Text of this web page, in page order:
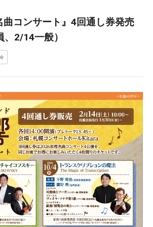
コンサート』4回通し券発売
、2/14一般）